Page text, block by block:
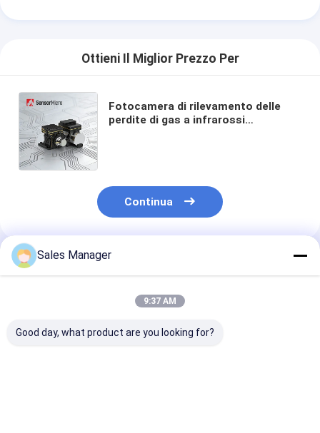
Ottieni Il Miglior Prezzo Per
Fotocamera di rilevamento delle
perdite di gas a infrarossi
Continua
Prodotti Raccomandati
Sales Manager
9:37 AM
Good day, what product are you looking for?